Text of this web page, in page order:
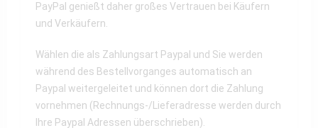
PayPal genießt daher großes Vertrauen bei Käufern
und Verkäufern.
Wählen die als Zahlungsart Paypal und Sie werden
während des Bestellvorganges automatisch an
Paypal weitergeleitet und können dort die Zahlung
vornehmen (Rechnungs-/Lieferadresse werden durch
Ihre Paypal Adressen überschrieben).